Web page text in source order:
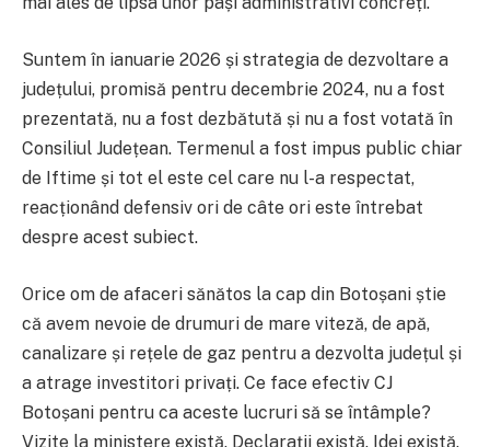
Suntem în ianuarie 2026 și strategia de dezvoltare a
județului, promisă pentru decembrie 2024, nu a fost
prezentată, nu a fost dezbătută și nu a fost votată în
Consiliul Județean. Termenul a fost impus public chiar
de Iftime și tot el este cel care nu l-a respectat,
reacționând defensiv ori de câte ori este întrebat
despre acest subiect.
Orice om de afaceri sănătos la cap din Botoșani știe
că avem nevoie de drumuri de mare viteză, de apă,
canalizare și rețele de gaz pentru a dezvolta județul și
a atrage investitori privați. Ce face efectiv CJ
Botoșani pentru ca aceste lucruri să se întâmple?
Vizite la ministere există. Declarații există. Idei există.